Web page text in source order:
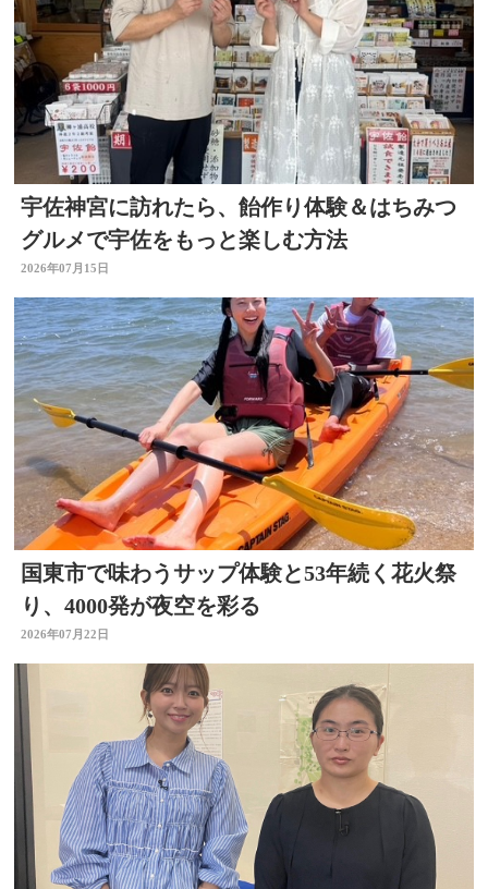
宇佐神宮に訪れたら、飴作り体験＆はちみつ
グルメで宇佐をもっと楽しむ方法
2026年07月15日
国東市で味わうサップ体験と53年続く花火祭
り、4000発が夜空を彩る
2026年07月22日